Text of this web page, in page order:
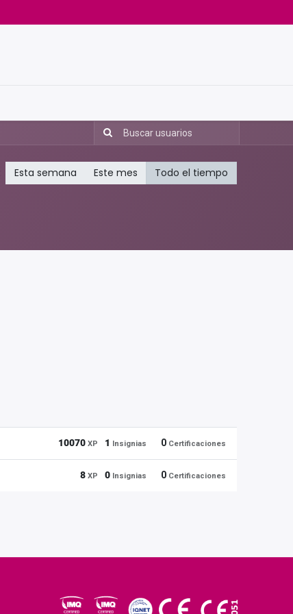
Esta semana Este mes Todo el tiempo
10070 XP 1 Insignias 0 Certificaciones
8 XP 0 Insignias 0 Certificaciones